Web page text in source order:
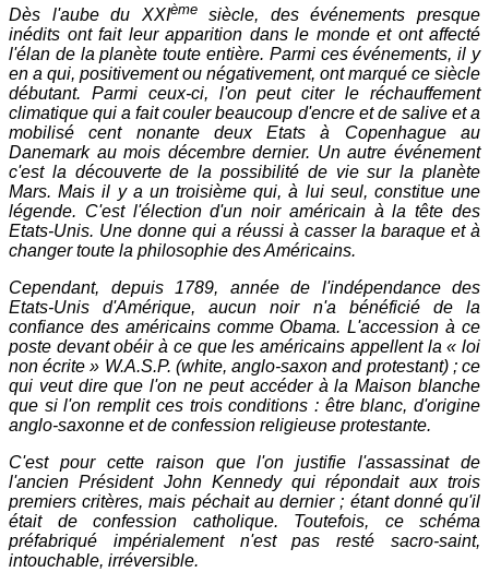
Dès l'aube du XXIèmesiècle, des événements presque
inédits ont fait leur apparition dans le monde et ont affecté
l'élan de la planète toute entière. Parmi ces événements, il y
en a qui, positivement ou négativement, ont marqué ce siècle
débutant. Parmi ceux-ci, l'on peut citer le réchauffement
climatique qui a fait couler beaucoup d'encre et de salive et a
mobilisé cent nonante deux Etats à Copenhague au
Danemark au mois décembre dernier. Un autre événement
c'est la découverte de la possibilité de vie sur la planète
Mars. Mais il y a un troisième qui, à lui seul, constitue une
légende. C'est l'élection d'un noir américain à la tête des
Etats-Unis. Une donne qui a réussi à casser la baraque et à
changer toute la philosophie des Américains.
Cependant, depuis 1789, année de l'indépendance des
Etats-Unis d'Amérique, aucun noir n'a bénéficié de la
confiance des américains comme Obama. L'accession à ce
poste devant obéir à ce que les américains appellent la « loi
non écrite » W.A.S.P. (white, anglo-saxon and protestant) ; ce
qui veut dire que l'on ne peut accéder à la Maison blanche
que si l'on remplit ces trois conditions : être blanc, d'origine
anglo-saxonne et de confession religieuse protestante.
C'est pour cette raison que l'on justifie l'assassinat de
l'ancien Président John Kennedy qui répondait aux trois
premiers critères, mais péchait au dernier ; étant donné qu'il
était de confession catholique. Toutefois, ce schéma
préfabriqué impérialement n'est pas resté sacro-saint,
intouchable, irréversible.